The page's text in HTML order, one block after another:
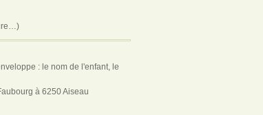
: le nom de l'enfant, le
à 6250 Aiseau